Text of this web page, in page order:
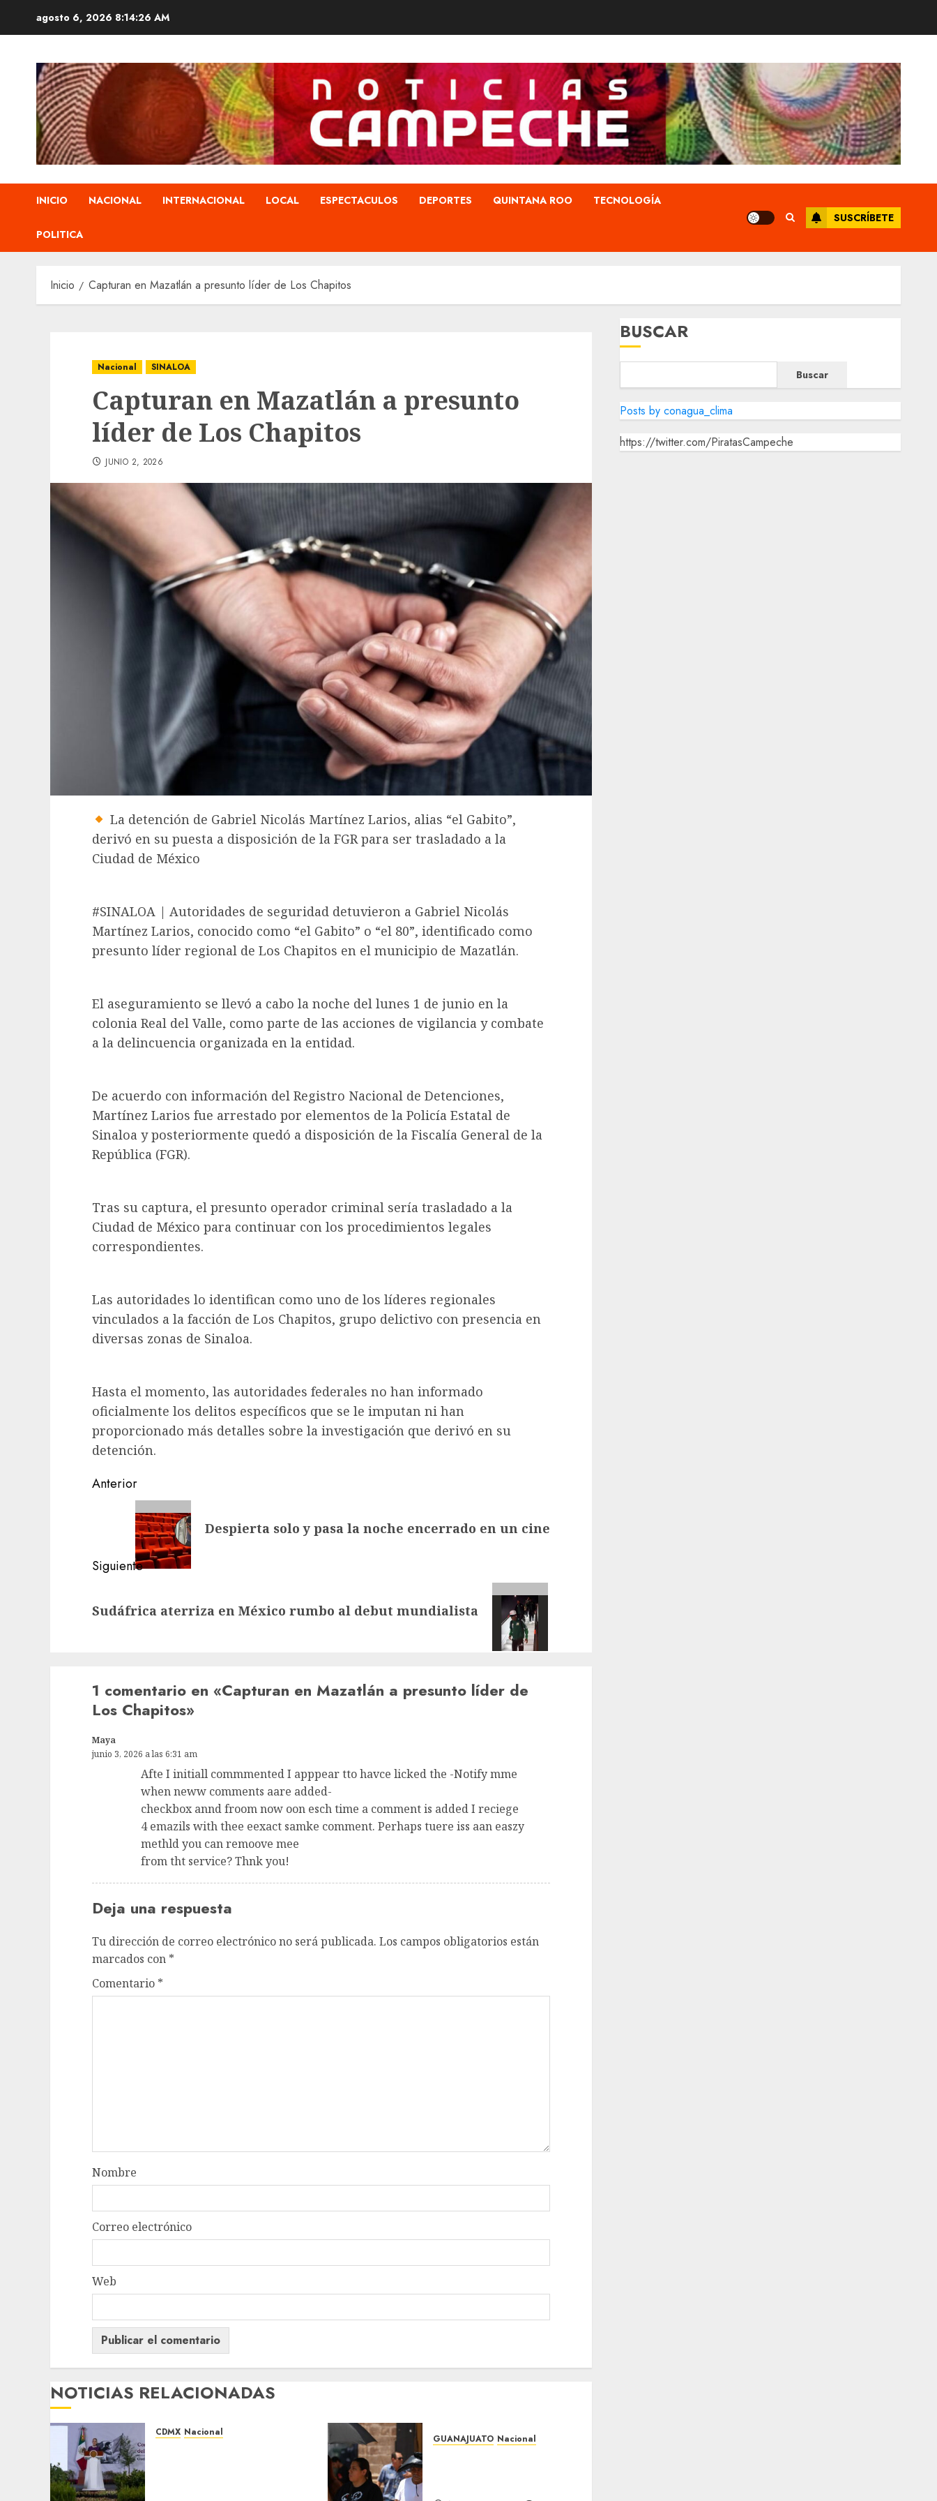
agosto 6, 2026 8:14:27 AM
INICIO NACIONAL INTERNACIONAL LOCAL ESPECTACULOS DEPORTES QUINTANA ROO TECNOLOGÍA
POLITICA
SUSCRÍBETE
Inicio Capturan en Mazatlán a presunto líder de Los Chapitos
Nacional SINALOA
Capturan en Mazatlán a presunto
líder de Los Chapitos
JUNIO 2, 2026
La detención de Gabriel Nicolás Martínez Larios, alias “el Gabito”,
derivó en su puesta a disposición de la FGR para ser trasladado a la
Ciudad de México
#SINALOA | Autoridades de seguridad detuvieron a Gabriel Nicolás
Martínez Larios, conocido como “el Gabito” o “el 80”, identificado como
presunto líder regional de Los Chapitos en el municipio de Mazatlán.
El aseguramiento se llevó a cabo la noche del lunes 1 de junio en la
colonia Real del Valle, como parte de las acciones de vigilancia y combate
a la delincuencia organizada en la entidad.
De acuerdo con información del Registro Nacional de Detenciones,
Martínez Larios fue arrestado por elementos de la Policía Estatal de
Sinaloa y posteriormente quedó a disposición de la Fiscalía General de la
República (FGR).
Tras su captura, el presunto operador criminal sería trasladado a la
Ciudad de México para continuar con los procedimientos legales
correspondientes.
Las autoridades lo identifican como uno de los líderes regionales
vinculados a la facción de Los Chapitos, grupo delictivo con presencia en
diversas zonas de Sinaloa.
Hasta el momento, las autoridades federales no han informado
oficialmente los delitos específicos que se le imputan ni han
proporcionado más detalles sobre la investigación que derivó en su
detención.
Navegación
entradas
Anterior
Entrada
anterior:
Despierta solo y pasa la noche encerrado en un cine
Siguiente
entrada:
Sudáfrica aterriza en México rumbo al debut mundialista
1 comentario en «Capturan en Mazatlán a presunto líder de
Los Chapitos»
Maya
junio 3, 2026 a las 6:31 am
Afte I initiall commmented I apppear tto havce licked the -Notify mme
when neww comments aare added-
checkbox annd froom now oon esch time a comment is added I reciege
4 emazils with thee eexact samke comment. Perhaps tuere iss aan easzy
methld you can remoove mee
from tht service? Thnk you!
Deja una respuesta
Tu dirección de correo electrónico no será publicada. Los campos obligatorios están
marcados con *
Comentario *
Nombre
Correo electrónico
Web
NOTICIAS RELACIONADAS
CDMX Nacional
GUANAJUATO Nacional
BUSCAR
Buscar
Posts by conagua_clima
https://twitter.com/PiratasCampeche